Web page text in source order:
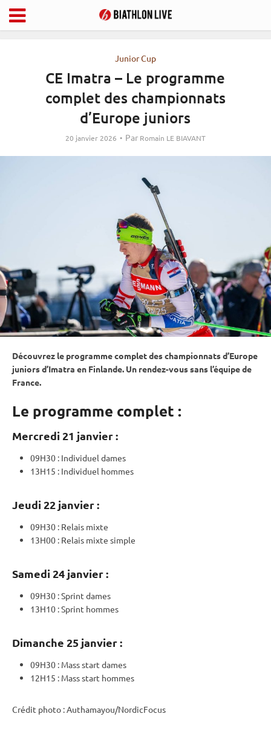
Junior Cup
CE Imatra – Le programme
complet des championnats
d’Europe juniors
20 janvier 2026 Par Romain LE BIAVANT
Découvrez le programme complet des championnats d’Europe
juniors d’Imatra en Finlande. Un rendez-vous sans l’équipe de
France.
Le programme complet :
Mercredi 21 janvier :
09H30 : Individuel dames
13H15 : Individuel hommes
Jeudi 22 janvier :
09H30 : Relais mixte
13H00 : Relais mixte simple
Samedi 24 janvier :
09H30 :Sprint dames
13H10 :Sprint hommes
Dimanche 25 janvier :
09H30 : Mass start dames
12H15 : Mass start hommes
Crédit photo : Authamayou/NordicFocus